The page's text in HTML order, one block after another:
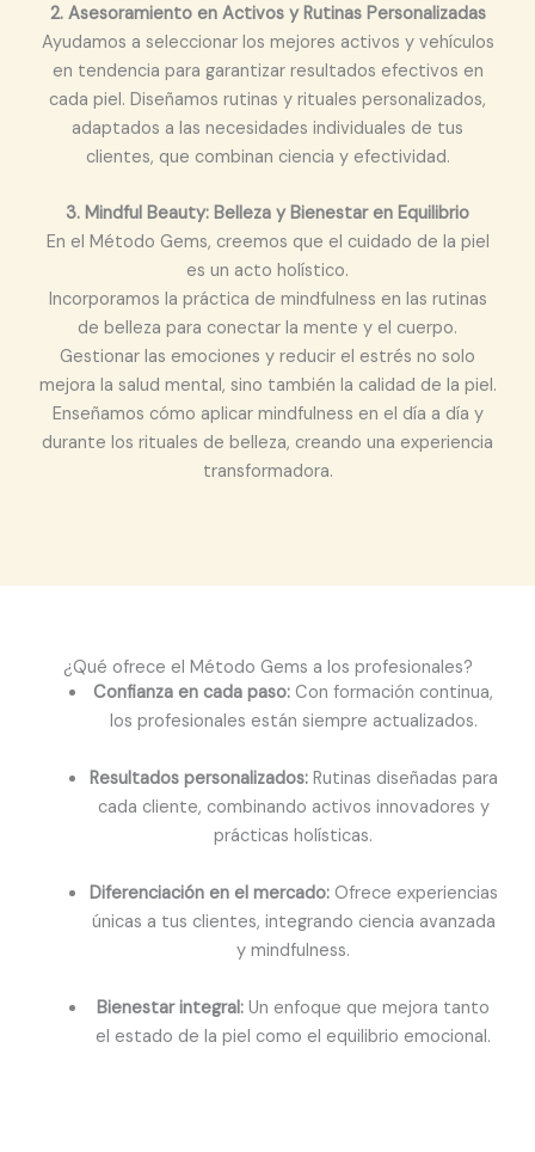
2. Asesoramiento en Activos y Rutinas Personalizadas
Ayudamos a seleccionar los mejores activos y vehículos
en tendencia para garantizar resultados efectivos en
cada piel. Diseñamos rutinas y rituales personalizados,
adaptados a las necesidades individuales de tus
clientes, que combinan ciencia y efectividad.
3. Mindful Beauty: Belleza y Bienestar en Equilibrio
En el Método Gems, creemos que el cuidado de la piel
es un acto holístico.
Incorporamos la práctica de mindfulness en las rutinas
de belleza para conectar la mente y el cuerpo.
Gestionar las emociones y reducir el estrés no solo
mejora la salud mental, sino también la calidad de la piel.
Enseñamos cómo aplicar mindfulness en el día a día y
durante los rituales de belleza, creando una experiencia
transformadora.
¿Qué ofrece el Método Gems a los profesionales?
Confianza en cada paso: Con formación continua,
los profesionales están siempre actualizados.
Resultados personalizados:Rutinas diseñadas para
cada cliente, combinando activos innovadores y
prácticas holísticas.
Diferenciación en el mercado:Ofrece experiencias
únicas a tus clientes, integrando ciencia avanzada
y mindfulness.
Bienestar integral: Un enfoque que mejora tanto
el estado de la piel como el equilibrio emocional.